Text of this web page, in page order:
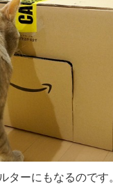
ターにもなるのです。